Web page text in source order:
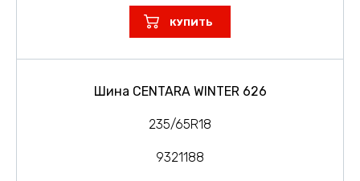
КУПИТЬ
Шина CENTARA WINTER 626
235/65R18
9321188